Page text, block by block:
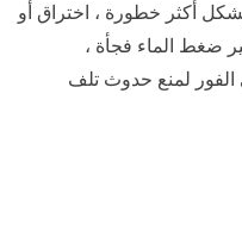
أكثر خطورة ، اختراق أو
ضغط الماء فجأة ،
لمنع حدوث تلف